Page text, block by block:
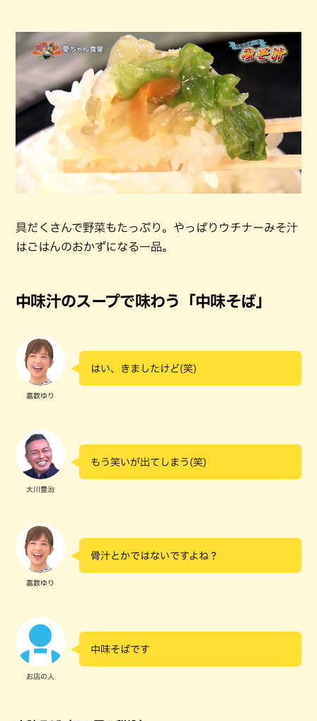
具だくさんで野菜もたっぷり。やっぱりウチナーみそ汁
はごはんのおかずになる一品。
中味汁のスープで味わう「中味そば」
嘉数ゆり
はい、きましたけど(笑)
大川豊治
もう笑いが出てしまう(笑)
嘉数ゆり
骨汁とかではないですよね？
お店の人
中味そばです